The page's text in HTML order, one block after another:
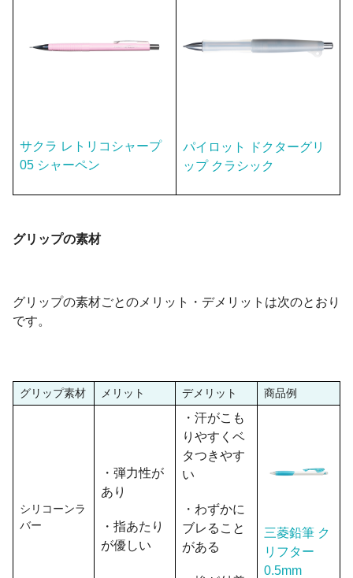
サクラ レトリコシャープ
05 シャーペン
パイロット ドクターグリ
ップ クラシック
グリップの素材
グリップの素材ごとのメリット・デメリットは次のとおり
です。
グリップ素材 メリット デメリット 商品例
シリコーンラ
バー
・弾力性が
あり
・指あたり
が優しい
・汗がこも
りやすくベ
タつきやす
い
・わずかに
ブレること
がある
三菱鉛筆 ク
リフター
0.5mm